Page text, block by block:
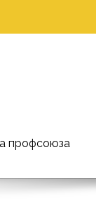
профсоюза